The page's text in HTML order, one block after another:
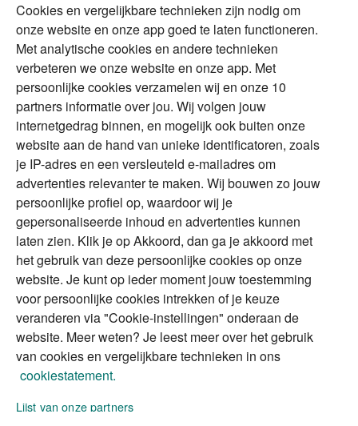
Duurzaam
Vermogensplanning
Tweede huis in
buitenland
DGA
Erfenis
Over Financial Focus
Specialisten
Financial Focus
magazine
The Exit Years
Contact
Alles voor en over vermogenden.
Over ABN AMRO Veiligheid
Privacy & Cookies
Toegankelijkheid
Disclaimer RSS
Cookies en vergelijkbare technieken zijn nodig om
onze website en onze app goed te laten functioneren.
Met analytische cookies en andere technieken
verbeteren we onze website en onze app. Met
persoonlijke cookies verzamelen wij en onze 10
partners informatie over jou. Wij volgen jouw
internetgedrag binnen, en mogelijk ook buiten onze
website aan de hand van unieke identificatoren, zoals
je IP-adres en een versleuteld e-mailadres om
advertenties relevanter te maken. Wij bouwen zo jouw
persoonlijke profiel op, waardoor wij je
gepersonaliseerde inhoud en advertenties kunnen
laten zien. Klik je op Akkoord, dan ga je akkoord met
het gebruik van deze persoonlijke cookies op onze
website. Je kunt op ieder moment jouw toestemming
voor persoonlijke cookies intrekken of je keuze
veranderen via "Cookie-instellingen" onderaan de
website. Meer weten? Je leest meer over het gebruik
van cookies en vergelijkbare technieken in ons
cookiestatement.
Lijst van onze partners